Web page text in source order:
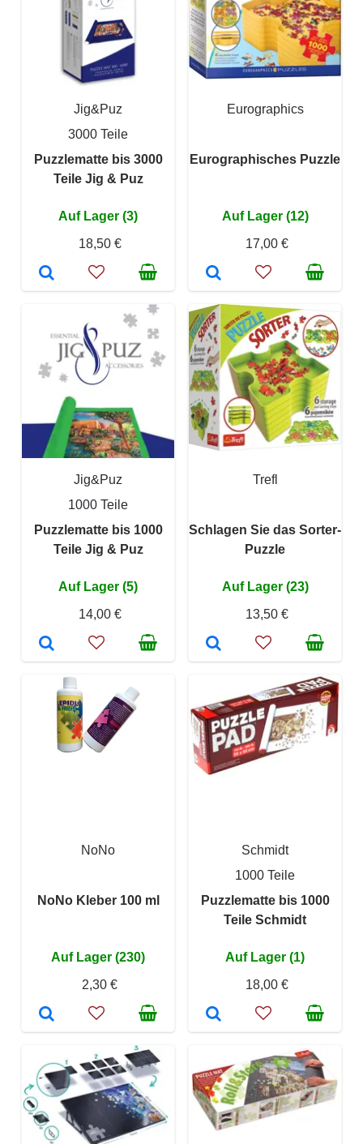
Jig&Puz
3000 Teile
Puzzlematte bis 3000
Teile Jig & Puz
Auf Lager (3)
18,50 €
Eurographics
Eurographisches Puzzle
Auf Lager (12)
17,00 €
Jig&Puz
1000 Teile
Puzzlematte bis 1000
Teile Jig & Puz
Auf Lager (5)
14,00 €
Trefl
Schlagen Sie das Sorter-
Puzzle
Auf Lager (23)
13,50 €
NoNo
NoNo Kleber 100 ml
Auf Lager (230)
2,30 €
Schmidt
1000 Teile
Puzzlematte bis 1000
Teile Schmidt
Auf Lager (1)
18,00 €